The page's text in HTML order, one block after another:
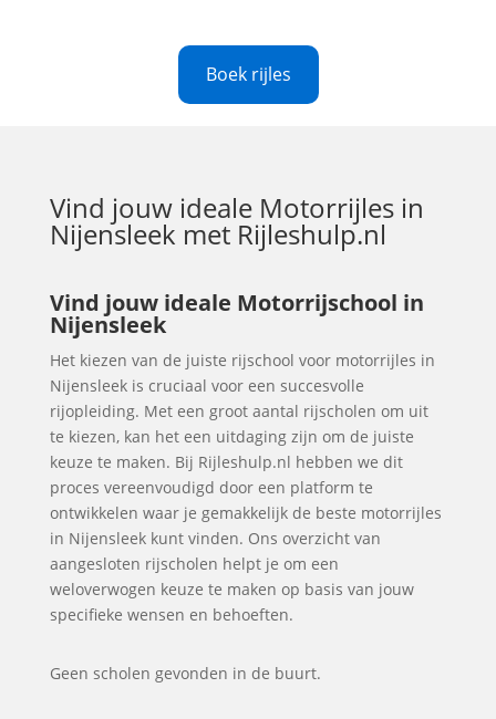
Boek rijles
Vind jouw ideale Motorrijles in
Nijensleek met Rijleshulp.nl
Vind jouw ideale Motorrijschool in
Nijensleek
Het kiezen van de juiste rijschool voor motorrijles in
Nijensleek is cruciaal voor een succesvolle
rijopleiding. Met een groot aantal rijscholen om uit
te kiezen, kan het een uitdaging zijn om de juiste
keuze te maken. Bij Rijleshulp.nl hebben we dit
proces vereenvoudigd door een platform te
ontwikkelen waar je gemakkelijk de beste motorrijles
in Nijensleek kunt vinden. Ons overzicht van
aangesloten rijscholen helpt je om een
weloverwogen keuze te maken op basis van jouw
specifieke wensen en behoeften.
Geen scholen gevonden in de buurt.